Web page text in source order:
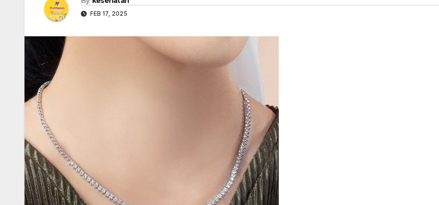
FEB 17, 2025